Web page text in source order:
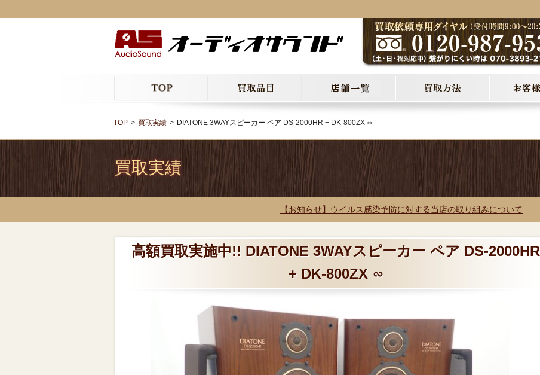
TOP 買取実績 DIATONE 3WAYスピーカー ペア DS-2000HR + DK-800ZX ∽
買取実績
【お知らせ】ウイルス感染予防に対する当店の取り組みについて
高額買取実施中!! DIATONE 3WAYスピーカー ペア DS-2000HR
+ DK-800ZX ∽